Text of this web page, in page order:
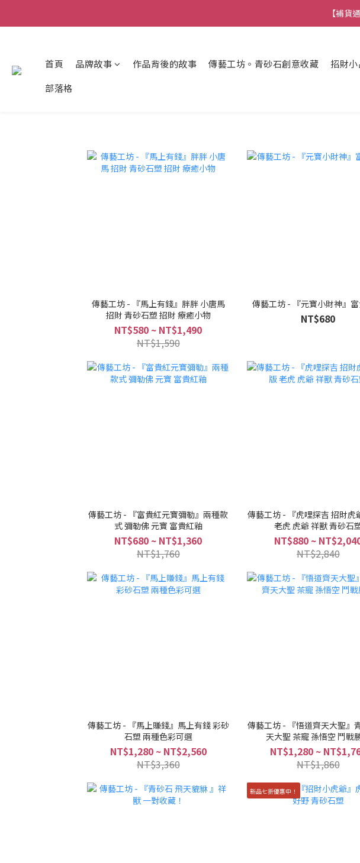
【熱門】馬上
【補貨
首頁 品牌故事 作品背後的故事 傳藝工坊。青砂石創意收藏 招財
部落格
傳藝工坊 - 『馬上有錢』胖胖 小唐馬
招財 青砂石塑 招財 療癒小物
NT$580 ~ NT$1,490
NT$1,590
傳藝工坊 - 『元寶小財神』
NT$680
傳藝工坊 - 『富貴紅元寶彌勒』兩種款
式 彌勒佛 元寶 富貴紅釉
NT$680 ~ NT$1,360
NT$1,760
傳藝工坊 - 『虎哩探吉 招財虎
老虎 虎爺 祥獸 青砂石
NT$880 ~
NT$2,840
傳藝工坊 - 『馬上賺錢』馬上有錢 彩砂
石塑 兩種色彩可選
NT$1,280 ~ NT$2,560
NT$3,360
傳藝工坊 - 『悟道齊天大聖』
天大聖 茶寵 孫悟空 鬥戰
NT$1,280 ~
NT$1,860
新品七折優惠中！